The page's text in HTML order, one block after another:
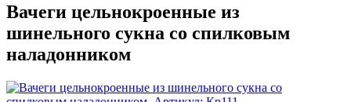
Вачеги цельнокроенные из
шинельного сукна со спилковым
наладонником